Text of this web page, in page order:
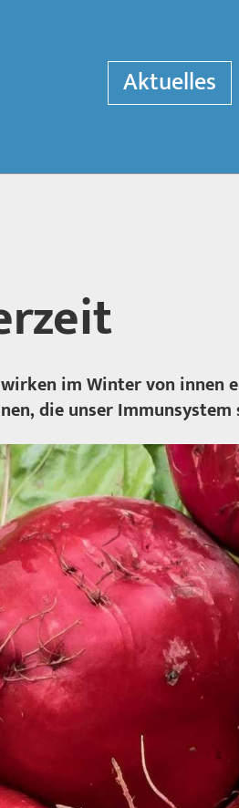
Aktuelles
im Winter von innen
die unser Immunsystem